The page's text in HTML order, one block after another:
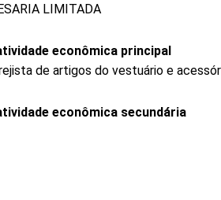
LIMITADA
econômica principal
de artigos do vestuário e
econômica secundária